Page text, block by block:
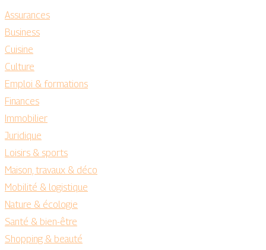
Assurances
Business
Cuisine
Culture
Emploi & formations
Finances
Immobilier
Juridique
Loisirs & sports
Maison, travaux & déco
Mobilité & logistique
Nature & écologie
Santé & bien-être
Shopping & beauté